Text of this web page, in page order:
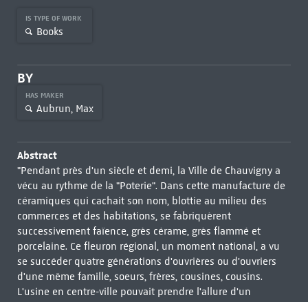
IS TYPE OF WORK
Books
BY
HAS MAKER
Aubrun, Max
Abstract
"Pendant près d'un siècle et demi, la Ville de Chauvigny a
vécu au rythme de la "Poterie". Dans cette manufacture de
céramiques qui cachait son nom, blottie au milieu des
commerces et des habitations, se fabriquèrent
successivement faïence, grès cérame, grès flammé et
porcelaine. Ce fleuron régional, un moment national, a vu
se succéder quatre générations d'ouvrières ou d'ouvriers
d'une même famille, soeurs, frères, cousines, cousins.
L'usine en centre-ville pouvait prendre l'allure d'un